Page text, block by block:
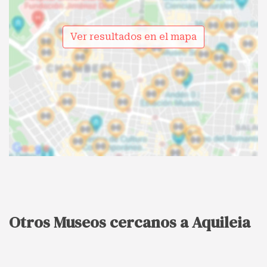
Ver resultados en el mapa
Otros Museos cercanos a Aquileia